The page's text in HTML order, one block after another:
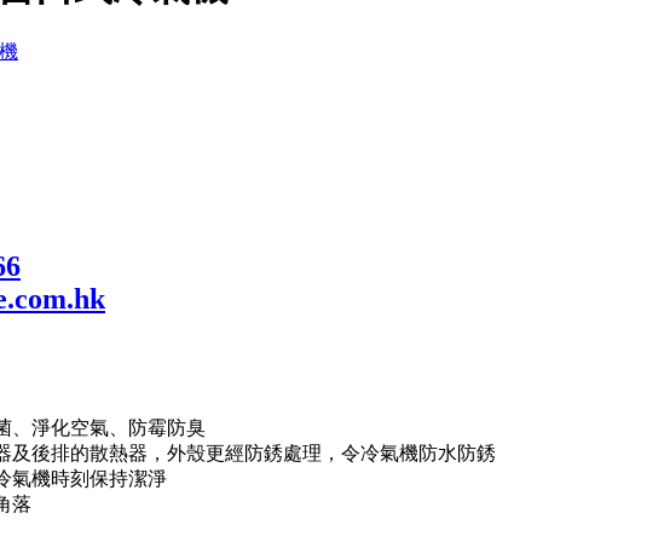
、淨化空氣、防霉防臭
後排的散熱器，外殼更經防銹處理，令冷氣機防水防銹
氣機時刻保持潔淨
落